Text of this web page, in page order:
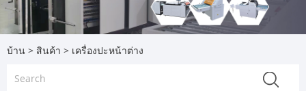
บ้าน > สินค้า > เครื่องปะหน้าต่าง